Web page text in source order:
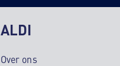
ALDI
Over ons